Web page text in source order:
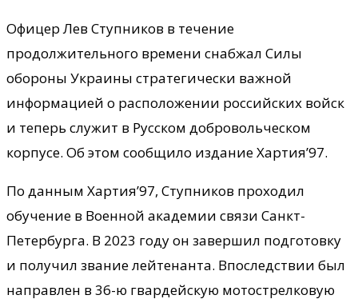
Офицер Лев Ступников в течение
продолжительного времени снабжал Силы
обороны Украины стратегически важной
информацией о расположении российских войск
и теперь служит в Русском добровольческом
корпусе. Об этом сообщило издание Хартия’97.
По данным Хартия’97, Ступников проходил
обучение в Военной академии связи Санкт-
Петербурга. В 2023 году он завершил подготовку
и получил звание лейтенанта. Впоследствии был
направлен в 36-ю гвардейскую мотострелковую